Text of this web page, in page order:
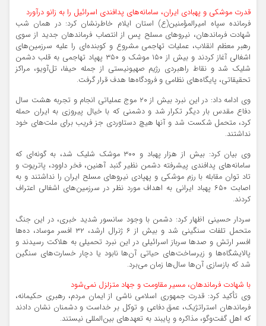
قدرت موشکی و پهبادی ایران، سامانه‌های پدافندی اسرائیل را به زانو درآورد
فرمانده سپاه امیرالمؤمنین(ع) استان ایلام خاطرنشان کرد: در همان شب
شهادت فرماندهان، نیروهای مسلح پس از انتصاب فرماندهان جدید از سوی
رهبر معظم انقلاب، عملیات تهاجمی مشروع و کوبنده‌ای را علیه سرزمین‌های
اشغالی آغاز کردند و بیش از ۱۵۰ موشک و ۳۵۰ پهپاد تهاجمی به قلب دشمن
شلیک شد و نقاط راهبردی رژیم صهیونیستی از جمله حیفا، تل‌آویو، مراکز
تحقیقاتی، پایگاه‌های نظامی و فرودگاه‌ها هدف قرار گرفت.
وی ادامه داد: در این نبرد بیش از ۲۰ موج عملیاتی انجام و تجربه هشت سال
دفاع مقدس بار دیگر تکرار شد و دشمنی که با خیال پیروزی به ایران حمله
کرد، متحمل شکست شد و آنها هیچ دستاوردی جز فریب برای ملت‌های خود
نداشتند.
وی بیان کرد: بیش از هزار پهباد و ۳۰۰ موشک شلیک شد، به گونه‌ای که
سامانه‌های پدافندی پیشرفته دشمن نظیر گنبد آهنین، فخر داوود، پاتریوت و
تاد توان مقابله با رزم موشکی و پهپادی نیروهای مسلح ایران را نداشتند و به
اصابت ۶۵۰ پهباد ایرانی به اهداف مورد نظر در سرزمین‌های اشغالی اعتراف
کردند.
سردار حسینی اظهار کرد: دشمن با وجود سانسور شدید خبری، در این جنگ
متحمل تلفات سنگینی شد و بیش از ۶ ژنرال ارشد، ۳۲ افسر موساد، ده‌ها
افسر ارتش و صدها سرباز اسرائیلی در این نبرد تحمیلی به هلاکت رسیدند و
پالایشگاه‌ها و زیرساخت‌های حیاتی آن‌ها نابود یا دچار خسارت‌های سنگین
شد که بازسازی آن‌ها سال‌ها زمان می‌برد.
با شهادت فرماندهان، مسیر مقاومت و جهاد متزلزل نمی‌شود
وی تأکید کرد: قدرت جمهوری اسلامی ناشی از ایمان مردم، رهبری حکیمانه،
فرماندهان استراتژیک، عمق دفاعی و توکل بر خداست و دشمنان نشان دادند
که اهل گفت‌وگو، مذاکره و پایبند به تعهدهای بین‌المللی نیستند.